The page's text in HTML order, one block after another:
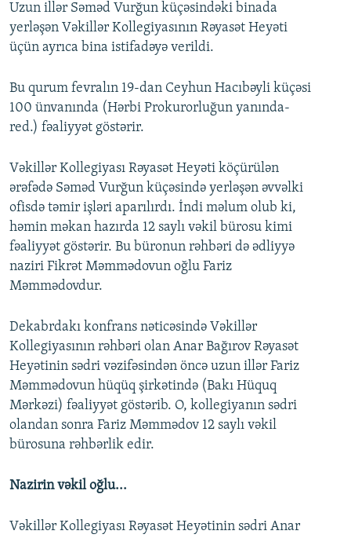
Uzun illər Səməd Vurğun küçəsindəki binada
yerləşən Vəkillər Kollegiyasının Rəyasət Heyəti
üçün ayrıca bina istifadəyə verildi.
Bu qurum fevralın 19-dan Ceyhun Hacıbəyli küçəsi
100 ünvanında (Hərbi Prokurorluğun yanında-
red.) fəaliyyət göstərir.
Vəkillər Kollegiyası Rəyasət Heyəti köçürülən
ərəfədə Səməd Vurğun küçəsində yerləşən əvvəlki
ofisdə təmir işləri aparılırdı. İndi məlum olub ki,
həmin məkan hazırda 12 saylı vəkil bürosu kimi
fəaliyyət göstərir. Bu büronun rəhbəri də ədliyyə
naziri Fikrət Məmmədovun oğlu Fariz
Məmmədovdur.
Dekabrdakı konfrans nəticəsində Vəkillər
Kollegiyasının rəhbəri olan Anar Bağırov Rəyasət
Heyətinin sədri vəzifəsindən öncə uzun illər Fariz
Məmmədovun hüqüq şirkətində (Bakı Hüquq
Mərkəzi) fəaliyyət göstərib. O, kollegiyanın sədri
olandan sonra Fariz Məmmədov 12 saylı vəkil
bürosuna rəhbərlik edir.
Nazirin vəkil oğlu...
Vəkillər Kollegiyası Rəyasət Heyətinin sədri Anar